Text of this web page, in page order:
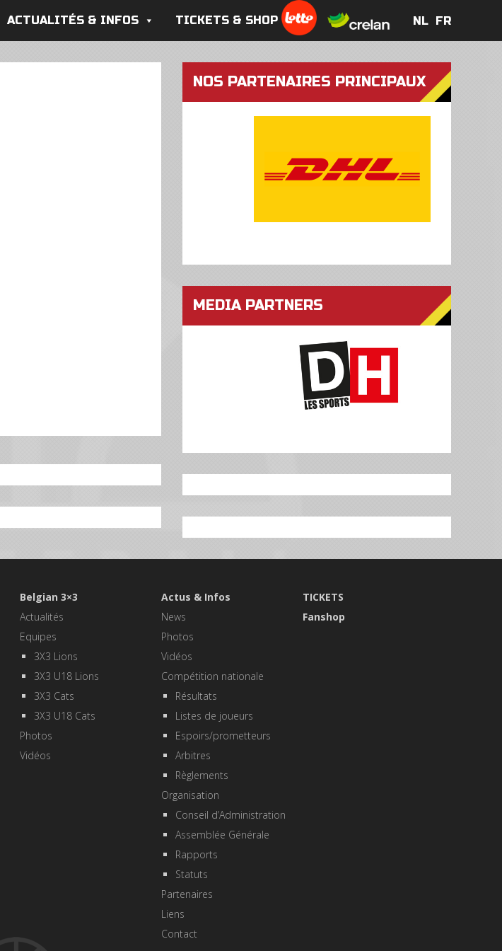
ACTUALITÉS & INFOS TICKETS & SHOP NL FR
NOS PARTENAIRES PRINCIPAUX
MEDIA PARTNERS
Belgian 3×3
Actualités
Equipes
3X3 Lions
3X3 U18 Lions
3X3 Cats
3X3 U18 Cats
Photos
Vidéos
Actus & Infos
News
Photos
Vidéos
Compétition nationale
Résultats
Listes de joueurs
Espoirs/prometteurs
Arbitres
Règlements
Organisation
Conseil d’Administration
Assemblée Générale
Rapports
Statuts
Partenaires
Liens
Contact
TICKETS
Fanshop
NL